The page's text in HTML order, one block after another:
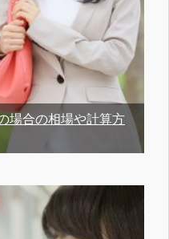
場合の相場や計算方